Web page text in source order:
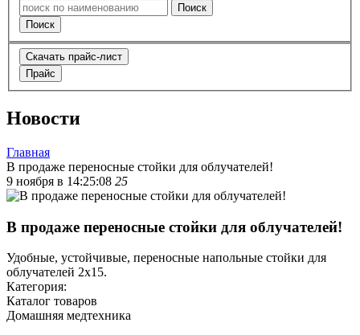
Поиск
Поиск
Скачать прайс-лист
Прайс
Новости
Главная
В продаже переносные стойки для облучателей!
9 ноября в 14:25:08 25
В продаже переносные стойки для облучателей!
Удобные, устойчивые, переносные напольные стойки для
облучателей 2x15.
Категория:
Каталог товаров
Домашняя медтехника